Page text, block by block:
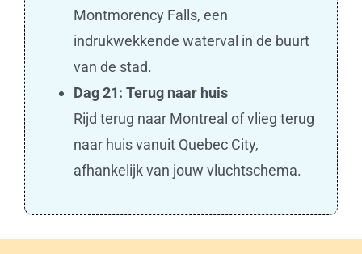
Montmorency Falls, een
indrukwekkende waterval in de buurt
van de stad.
Dag 21: Terug naar huis
Rijd terug naar Montreal of vlieg terug
naar huis vanuit Quebec City,
afhankelijk van jouw vluchtschema.